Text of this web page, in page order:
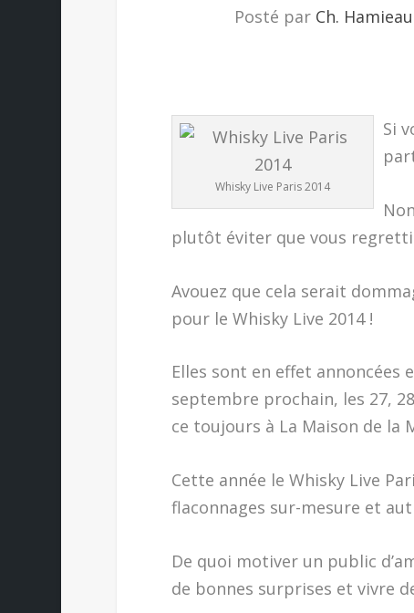
Posté par Ch. Hamieau
Whisky Live Paris 2014
Si
plutôt éviter que vous
Avouez que cela serait
pour le Whisky Live 2014 !
Elles sont en effet annoncées
septembre prochain, les 27,
ce toujours à La Maison de la
Cette année le Whisky Live
flaconnages sur-mesure et
De quoi motiver un public
de bonnes surprises et vivre